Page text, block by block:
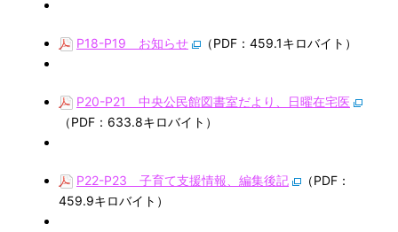
P18-P19 お知らせ （PDF：459.1キロバイト）
P20-P21 中央公民館図書室だより、日曜在宅医
（PDF：633.8キロバイト）
P22-P23 子育て支援情報、編集後記
（PDF：
459.9キロバイト）